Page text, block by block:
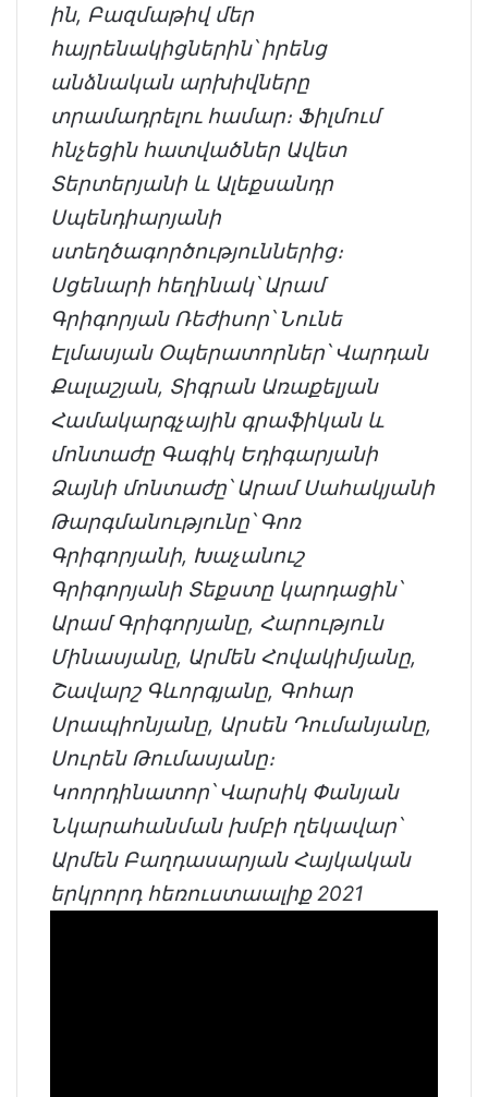
ին, Բազմաթիվ մեր
հայրենակիցներին՝ իրենց
անձնական արխիվները
տրամադրելու համար։ Ֆիլմում
հնչեցին հատվածներ Ավետ
Տերտերյանի և Ալեքսանդր
Սպենդիարյանի
ստեղծագործություններից։
Սցենարի հեղինակ՝ Արամ
Գրիգորյան Ռեժիսոր՝ Նունե
Էլմասյան Օպերատորներ՝ Վարդան
Քալաշյան, Տիգրան Առաքելյան
Համակարգչային գրաֆիկան և
մոնտաժը Գագիկ Եդիգարյանի
Ձայնի մոնտաժը՝ Արամ Սահակյանի
Թարգմանությունը՝ Գոռ
Գրիգորյանի, Խաչանուշ
Գրիգորյանի Տեքստը կարդացին՝
Արամ Գրիգորյանը, Հարություն
Մինասյանը, Արմեն Հովակիմյանը,
Շավարշ Գևորգյանը, Գոհար
Սրապիոնյանը, Արսեն Դումանյանը,
Սուրեն Թումասյանը։
Կոորդինատոր՝ Վարսիկ Փանյան
Նկարահանման խմբի ղեկավար՝
Արմեն Բաղդասարյան Հայկական
երկրորդ հեռուստաալիք 2021